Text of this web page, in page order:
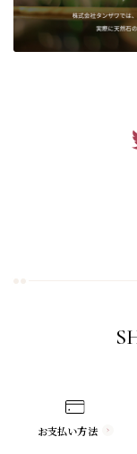
お支払い方法